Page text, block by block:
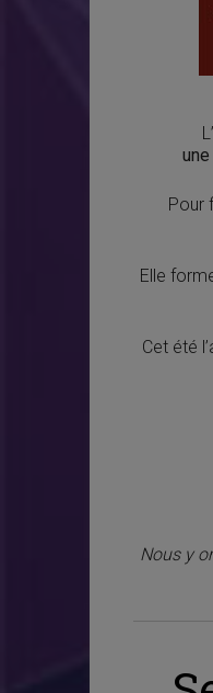
Pour
Elle
Cet été
Nous y